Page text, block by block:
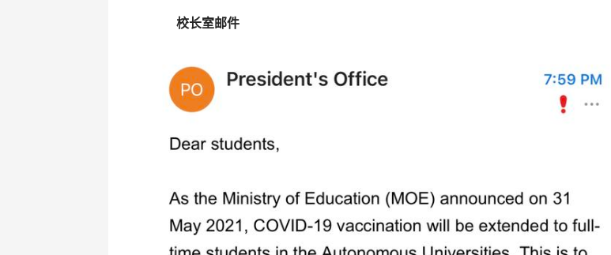
校长室邮件